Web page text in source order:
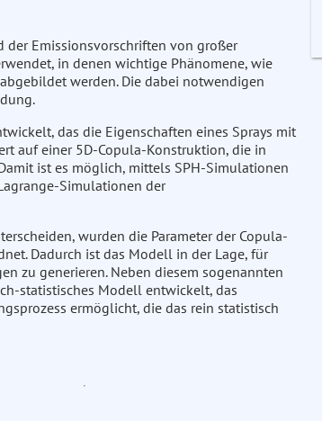
der Emissionsvorschriften von großer
in denen wichtige Phänomene, wie
werden. Die dabei notwendigen
das die Eigenschaften eines Sprays mit
auf einer 5D-Copula-Konstruktion, die in
ist es möglich, mittels SPH-Simulationen
Simulationen der
wurden die Parameter der Copula-
Dadurch ist das Modell in der Lage, für
zu generieren. Neben diesem sogenannten
statistisches Modell entwickelt, das
ermöglicht, die das rein statistisch